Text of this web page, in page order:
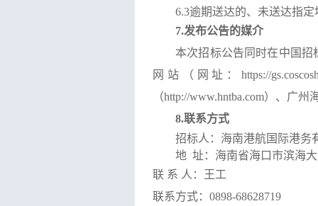
6.3逾期送达的、未送达指
7.发布公告的媒介
本次招标公告同时在中国
网站（网址：https://
（http://www.hntba.com）、广州
8.联系方式
招标人： 海南港航国际港务
地 址：海南省海口市滨海
联 系 人：
王工
联系方式： 0898-68628719